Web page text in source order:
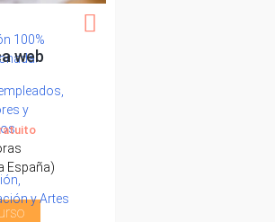
100%
y
y Artes
web
España)